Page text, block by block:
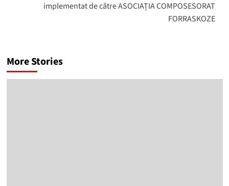
implementat de către ASOCIAȚIA COMPOSESORAT
FORRASKOZE
More Stories